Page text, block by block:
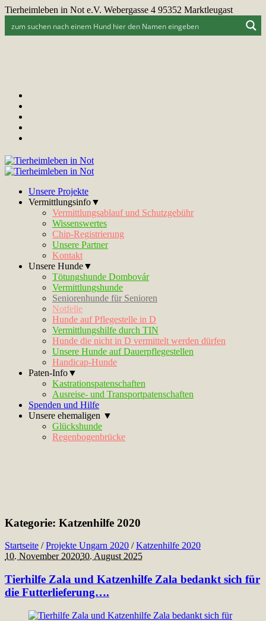
Tierheimleben in Not e.V. Webergasse 4 95352 Marktleugast
Unsere Projekte
Vermittlungsinfo▼
Vermittlungsablauf und Schutzgebühr
Wissenswertes
Chip-Registrierung
Unsere Partner
Kontakt
Unsere Hunde▼
Tötungshunde Dombovár
Vermittlungshunde
Seniorenhunde für Senioren
Notfelle
Hunde auf Pflegestelle in D
Vermittlungshilfe durch TIN
Hunde die nicht in D vermittelt werden dürfen
Unsere Hunde auf Dauerpflegestellen
Handicap-Hunde
Paten-Info▼
Kastrationspatenschaften
Ausreise- und Transportpatenschaften
Spenden und Hilfe
Unsere ehemaligen ▼
Glückshunde
Regenbogenbrücke
Kategorie: Katzenhilfe 2020
Startseite /Projekte Ungarn 2020 /Katzenhilfe 2020
10. November 202030. August 2025
Tierhilfe Zala und Katzenhilfe Zala bedankt sich für
die Futterlieferung….